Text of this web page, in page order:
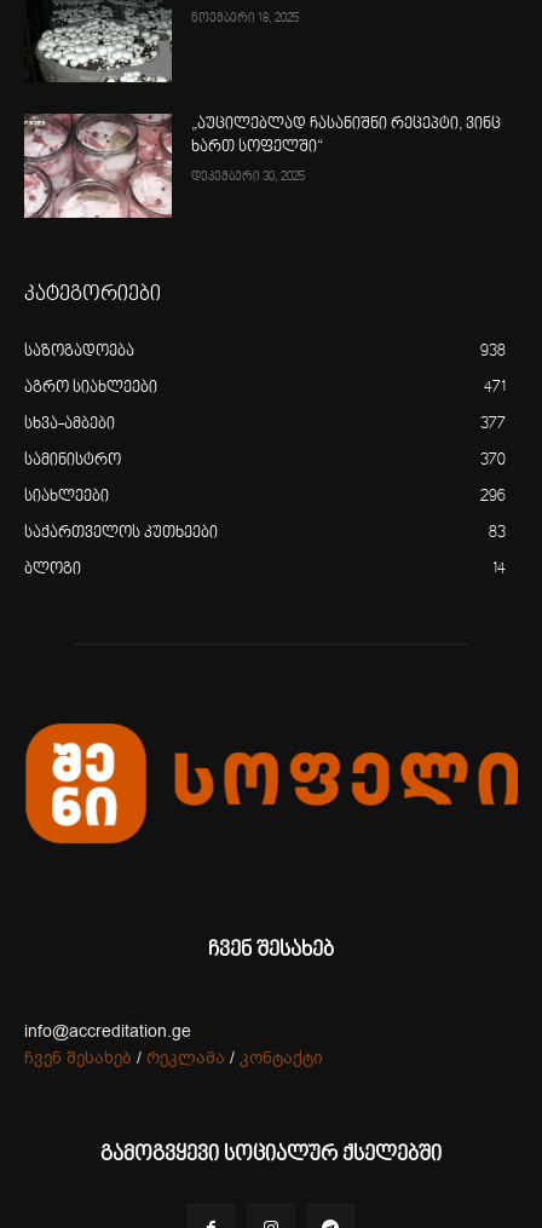
ნოემბერი 18, 2025
„აუცილებლად ჩასანიშნი რეცეპტი, ვინც
ხართ სოფელში“
დეკემბერი 30, 2025
კატეგორიები
საზოგადოება 938
აგრო სიახლეები 471
სხვა-ამბები 377
სამინისტრო 370
სიახლეები 296
საქართველოს კუთხეები 83
ბლოგი 14
ჩვენ შესახებ
info@accreditation.ge
ჩვენ შესახებ / რეკლამა / კონტაქტი
გამოგვყევი სოციალურ ქსელებში